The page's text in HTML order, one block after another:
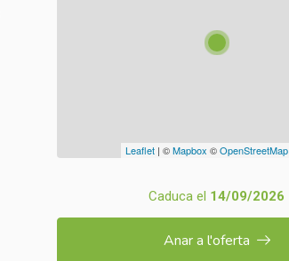
Leaflet| ©Mapbox ©OpenStreetMap
Caduca el 14/09/2026
Anar a l'oferta